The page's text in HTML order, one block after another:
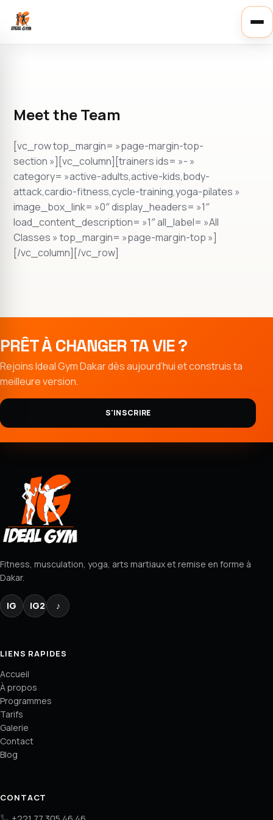
Meet the Team
[vc_row top_margin= »page-margin-top-
section »][vc_column][trainers ids= »- »
category= »active-adults,active-kids,body-
attack,cardio-fitness,cycle-training,yoga-pilates »
image_box_link= »0″ display_headers= »1″
load_content_description= »1″ all_label= »All
Classes » top_margin= »page-margin-top »]
[/vc_column][/vc_row]
PRÊT À CHANGER TA VIE ?
Rejoins Ideal Gym Dakar dès aujourd’hui et construis ta
meilleure version.
S'INSCRIRE
Fitness, musculation, yoga, arts martiaux et remise en forme à
Dakar.
IG IG2 ♪
LIENS RAPIDES
Accueil
À propos
Programmes
Tarifs
Galerie
Contact
Blog
CONTACT